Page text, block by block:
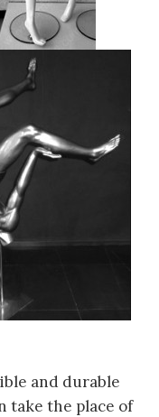
and durable
take the place of